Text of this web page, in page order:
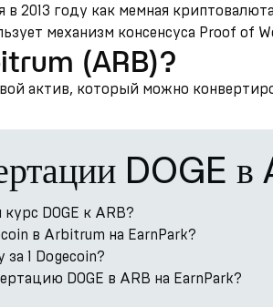
в 2013 году как мемная
механизм консенсуса Proof of
(ARB)?
актив, который можно
DOGE в
DOGE к ARB?
в Arbitrum на EarnPark?
1 Dogecoin?
DOGE в ARB на EarnPark?